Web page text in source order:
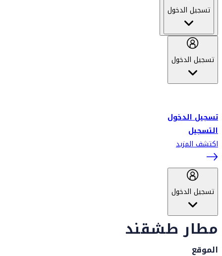
تسجيل الدخول
تسجيل الدخول
تسجيل الدخول
التسجيل
اكتشف المزيد
تسجيل الدخول
مطار طشقند
الموقع